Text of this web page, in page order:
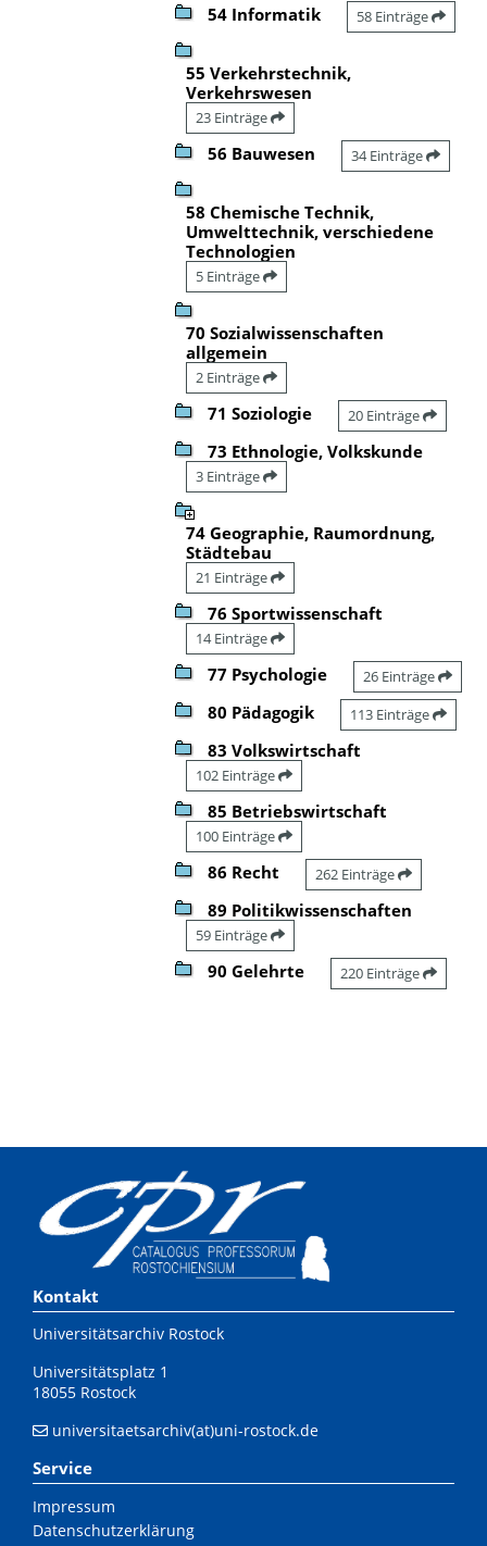
54 Informatik 58 Einträge
55 Verkehrstechnik,
Verkehrswesen
23 Einträge
56 Bauwesen 34 Einträge
58 Chemische Technik,
Umwelttechnik, verschiedene
Technologien
5 Einträge
70 Sozialwissenschaften
allgemein
2 Einträge
71 Soziologie 20 Einträge
73 Ethnologie, Volkskunde
3 Einträge
74 Geographie, Raumordnung,
Städtebau
21 Einträge
76 Sportwissenschaft
14 Einträge
77 Psychologie 26 Einträge
80 Pädagogik 113 Einträge
83 Volkswirtschaft
102 Einträge
85 Betriebswirtschaft
100 Einträge
86 Recht 262 Einträge
89 Politikwissenschaften
59 Einträge
90 Gelehrte 220 Einträge
Kontakt
Universitätsarchiv Rostock
Universitätsplatz 1
18055 Rostock
universitaetsarchiv(at)uni-rostock.de
Service
Impressum
Datenschutzerklärung